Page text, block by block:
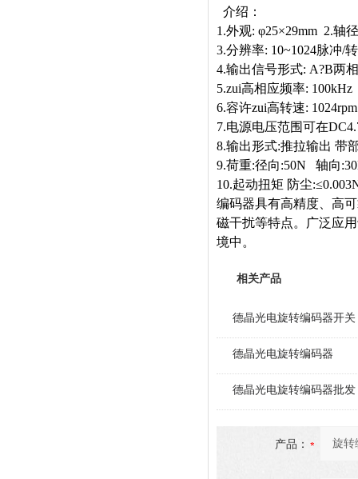
介绍：
1.外观: φ25×29mm 2.轴
3.分辨率: 10~1024脉冲/
4.输出信号形式: A?B两
5.zui高相应频率: 100kHz
6.容许zui高转速:
7.电源电压范围可在
8.输出形式:推拉输出 带
9.荷重:径向:50N 轴向
10.起动扭矩 防尘
编码器具有高精度、高
磁干扰等特点。广泛应
境中。
相关产品
德晶光电旋转编码器开关
德晶光电旋转编码器
德晶光电旋转编码器批发
产品：